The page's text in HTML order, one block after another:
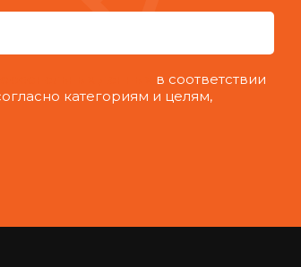
в соответствии
категориям и целям,